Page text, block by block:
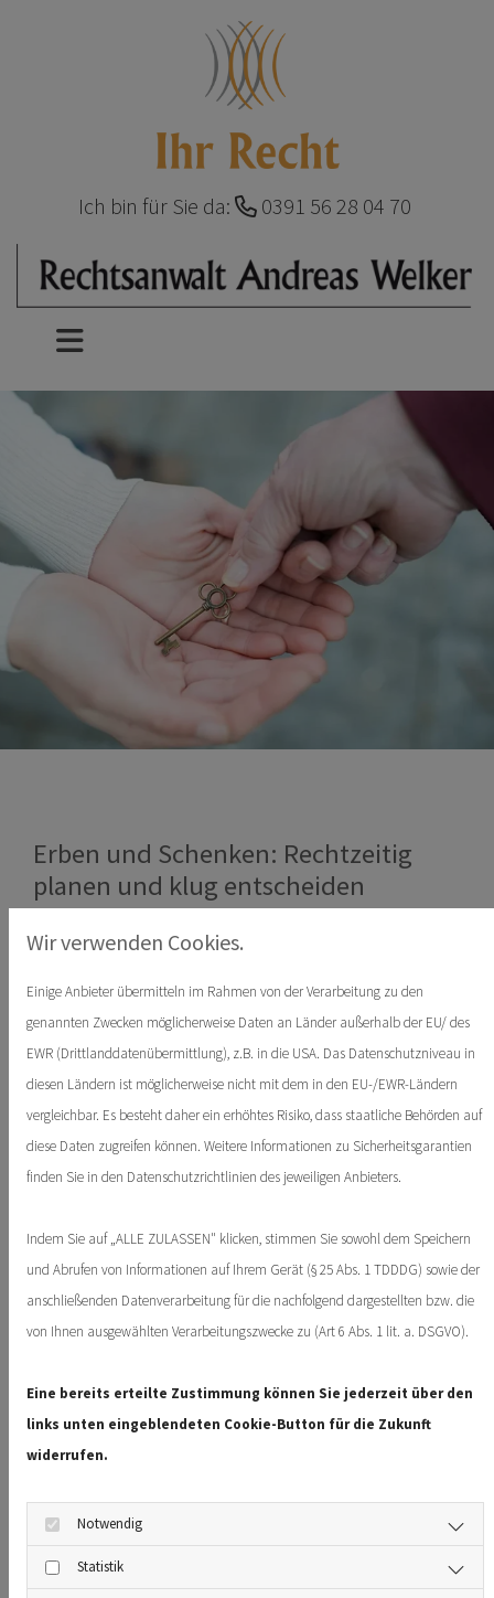
Ich bin für Sie da: 0391 56 28 04 70
Erben und Schenken: Rechtzeitig
planen und klug entscheiden
in der Vermögensplanung und sollte frühzeitig bedacht
werden, um rechtliche und steuerliche Nachteile zu
vermeiden. Der wesentliche Unterschied zwischen Erben
Vermögensübertragung. Erben erfolgt nach dem Tod des
Erblassers, während Schenken zu Lebzeiten geschieht.
Erbrecht: Was sollte man beachten?
gesetzliche Erbfolge, bei der vor allem nahe Verwandte
berücksichtigt werden. Ein Testament bietet jedoch die
Möglichkeit, die Verteilung des Vermögens individuell zu
regeln. Dabei sollten Erblasser nicht nur ihre Wünsche klar
Angehöriger beachten.
Schenkung: Eine steuerlich attraktive Alternative
Schenken zu Lebzeiten kann nicht nur Vermögenswerte
einer Schenkung gelten ähnliche Freibeträge wie im
Erbrecht. So können hohe Vermögenswerte schrittweise
steuerfrei übertragen werden. Allerdings ist eine
Schenkung unwiderruflich und sollte daher gut überlegt
Wir verwenden Cookies.
Einige Anbieter übermitteln im Rahmen von der Verarbeitung zu den
genannten Zwecken möglicherweise Daten an Länder außerhalb der EU/ des
EWR (Drittlanddatenübermittlung), z.B. in die USA. Das Datenschutzniveau in
diesen Ländern ist möglicherweise nicht mit dem in den EU-/EWR-Ländern
vergleichbar. Es besteht daher ein erhöhtes Risiko, dass staatliche Behörden auf
diese Daten zugreifen können. Weitere Informationen zu Sicherheitsgarantien
finden Sie in den Datenschutzrichtlinien des jeweiligen Anbieters.
Indem Sie auf „ALLE ZULASSEN" klicken, stimmen Sie sowohl dem Speichern
und Abrufen von Informationen auf Ihrem Gerät (§ 25 Abs. 1 TDDDG) sowie der
anschließenden Datenverarbeitung für die nachfolgend dargestellten bzw. die
von Ihnen ausgewählten Verarbeitungszwecke zu (Art 6 Abs. 1 lit. a. DSGVO).
Eine bereits erteilte Zustimmung können Sie jederzeit über den
links unten eingeblendeten Cookie-Button für die Zukunft
widerrufen.
Notwendig
Statistik